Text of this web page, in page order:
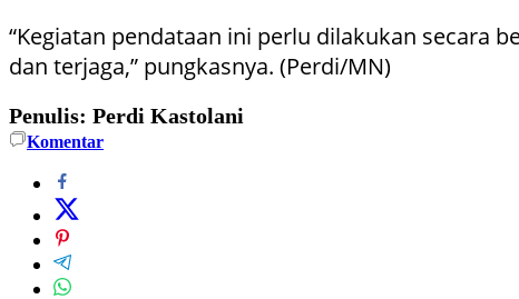
“Kegiatan pendataan ini perlu dilakukan secara
dan terjaga,” pungkasnya. (Perdi/MN)
Penulis: Perdi Kastolani
Komentar